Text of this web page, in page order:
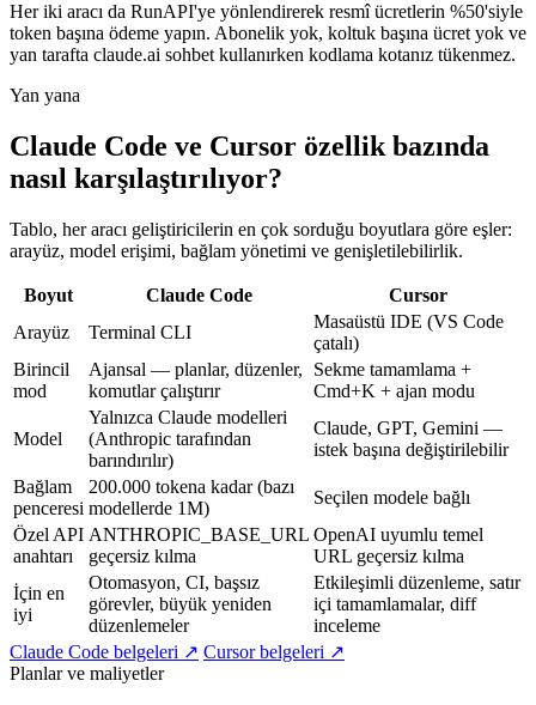
Her iki aracı da RunAPI'ye yönlendirerek resmî ücretlerin %50'siyle
token başına ödeme yapın. Abonelik yok, koltuk başına ücret yok ve
yan tarafta claude.ai sohbet kullanırken kodlama kotanız tükenmez.
Yan yana
Claude Code ve Cursor özellik bazında
nasıl karşılaştırılıyor?
Tablo, her aracı geliştiricilerin en çok sorduğu boyutlara göre eşler:
arayüz, model erişimi, bağlam yönetimi ve genişletilebilirlik.
Boyut Claude Code
Cursor
Arayüz
Terminal CLI
Masaüstü IDE (VS Code
çatalı)
Birincil
mod
Ajansal — planlar, düzenler,
komutlar çalıştırır
Sekme tamamlama +
Cmd+K + ajan modu
Model
Yalnızca Claude modelleri
(Anthropic tarafından
barındırılır)
Claude, GPT, Gemini —
istek başına değiştirilebilir
Bağlam
penceresi
200.000 tokena kadar (bazı
modellerde 1M)
Seçilen modele bağlı
Özel API
anahtarı
ANTHROPIC_BASE_URL
geçersiz kılma
OpenAI uyumlu temel
URL geçersiz kılma
İçin en
iyi
Otomasyon, CI, başsız
görevler, büyük yeniden
düzenlemeler
Etkileşimli düzenleme, satır
içi tamamlamalar, diff
inceleme
Claude Code belgeleri ↗ Cursor belgeleri ↗
Planlar ve maliyetler